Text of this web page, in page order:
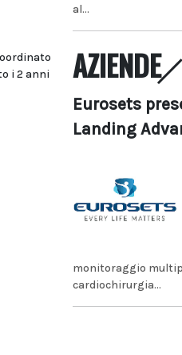
i 2 anni
al...
AZIENDE
Eurosets
Landing
monitoraggio
cardiochirurgia...